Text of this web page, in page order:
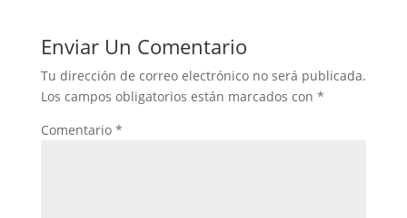
Enviar Un Comentario
Tu dirección de correo electrónico no será publicada.
Los campos obligatorios están marcados con *
Comentario *